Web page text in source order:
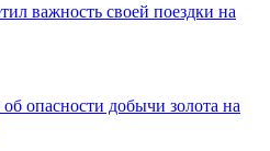
важность своей поездки на
опасности добычи золота на